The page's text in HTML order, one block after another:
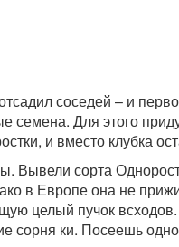
соседей – и
семена. Для этого
и вместо клубка
Вывели сорта
в Европе она не
целый пучок
сорня ки. Посеешь